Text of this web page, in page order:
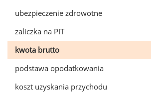
ubezpieczenie zdrowotne
zaliczka na PIT
kwota brutto
podstawa opodatkowania
koszt uzyskania przychodu